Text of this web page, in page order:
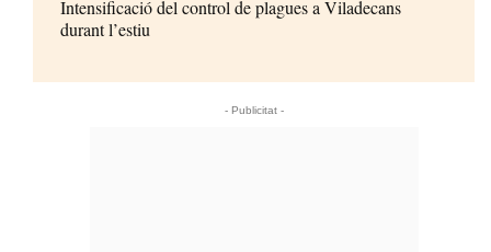
Intensificació del control de plagues a Viladecans
durant l’estiu
- Publicitat -